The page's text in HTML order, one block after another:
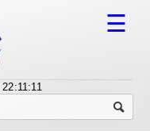
☰
22:11:12